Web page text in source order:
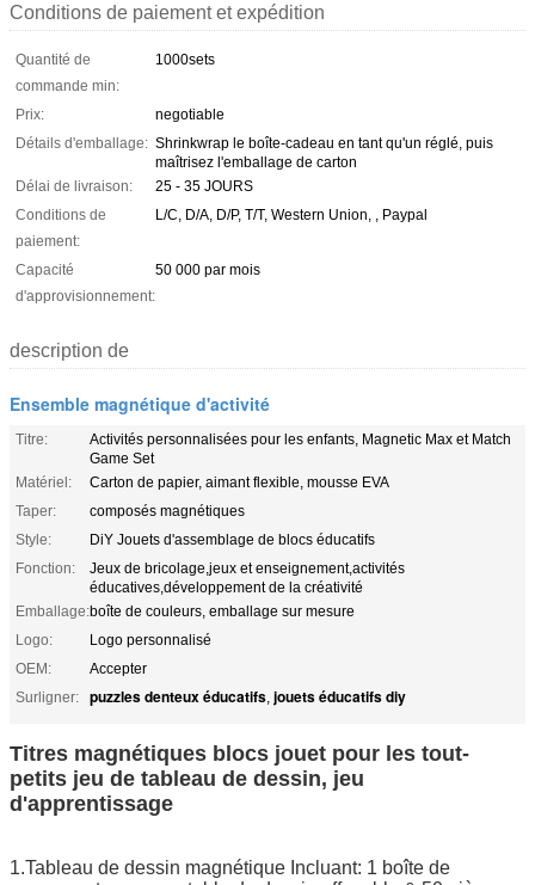
Conditions de paiement et expédition
Quantité de
commande min:
1000sets
Prix:
negotiable
Détails d'emballage: Shrinkwrap le boîte-cadeau en tant qu'un réglé, puis
maîtrisez l'emballage de carton
Délai de livraison:
25 - 35 JOURS
Conditions de
paiement:
L/C, D/A, D/P, T/T, Western Union, , Paypal
Capacité
d'approvisionnement:
50 000 par mois
description de
Ensemble magnétique d'activité
Titre:
Activités personnalisées pour les enfants, Magnetic Max et Match
Game Set
Matériel:
Carton de papier, aimant flexible, mousse EVA
Taper:
composés magnétiques
Style:
DiY Jouets d'assemblage de blocs éducatifs
Fonction:
Jeux de bricolage,jeux et enseignement,activités
éducatives,développement de la créativité
Emballage:boîte de couleurs, emballage sur mesure
Logo:
Logo personnalisé
OEM:
Accepter
Surligner:
puzzles denteux éducatifs, jouets éducatifs diy
Titres magnétiques blocs jouet pour les tout-
petits jeu de tableau de dessin, jeu
d'apprentissage
1.Tableau de dessin magnétique Incluant: 1 boîte de